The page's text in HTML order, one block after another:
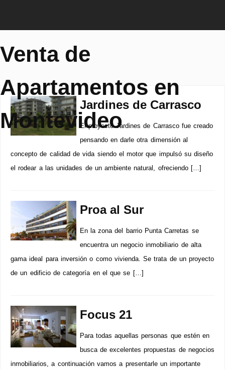
Venta de
Apartamentos en
Montevideo
Jardines de Carrasco
El proyecto Jardines de Carrasco fue creado
pensando en darle otra dimensión al
concepto de calidad de vida siendo el motor que impulsó su diseño
el rodear a las unidades de un ambiente natural, ofreciendo […]
Proa al Sur
En la zona del barrio Punta Carretas se
encuentra un negocio inmobiliario de alta
gama ideal para inversión o como vivienda. Se trata de un proyecto
de un edificio de categoría en el que se […]
Focus 21
Para todas aquellas personas que estén en
busca de excelentes propuestas de negocios
inmobiliarios, a continuación vamos a presentarle un importante